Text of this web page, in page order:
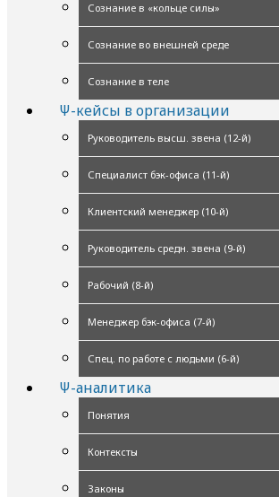
Сознание в «кольце силы»
Сознание во внешней среде
Сознание в теле
Ψ-кейсы в организации
Руководитель высш. звена (12-й)
Специалист бэк-офиса (11-й)
Клиентский менеджер (10-й)
Руководитель средн. звена (9-й)
Рабочий (8-й)
Менеджер бэк-офиса (7-й)
Спец. по работе с людьми (6-й)
Ψ-аналитика
Понятия
Контексты
Законы